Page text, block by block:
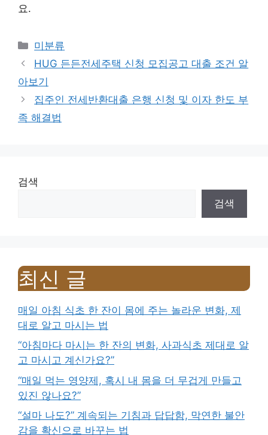
요.
Categories
미분류
HUG 든든전세주택 신청 모집공고 대출 조건 알
아보기
집주인 전세반환대출 은행 신청 및 이자 한도 부
족 해결법
검색
검색
최신 글
매일 아침 식초 한 잔이 몸에 주는 놀라운 변화, 제
대로 알고 마시는 법
“아침마다 마시는 한 잔의 변화, 사과식초 제대로 알
고 마시고 계신가요?”
“매일 먹는 영양제, 혹시 내 몸을 더 무겁게 만들고
있진 않나요?”
“설마 나도?” 계속되는 기침과 답답함, 막연한 불안
감을 확신으로 바꾸는 법